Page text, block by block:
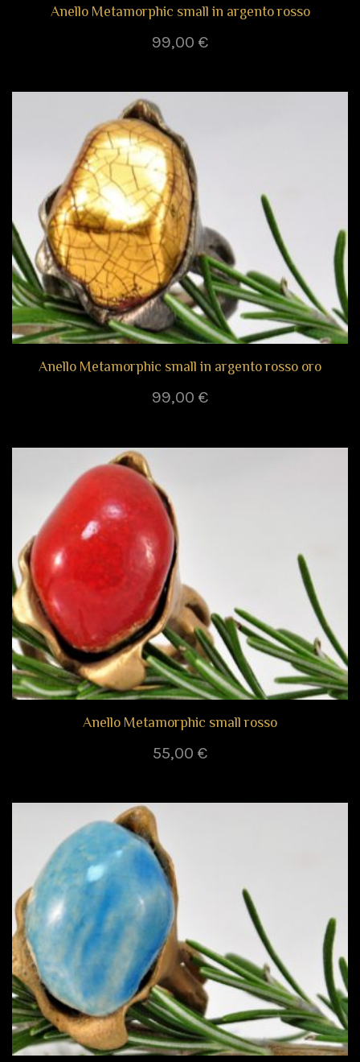
Anello Metamorphic small in argento rosso
99,00 €
Anello Metamorphic small in argento rosso oro
99,00 €
Anello Metamorphic small rosso
55,00 €